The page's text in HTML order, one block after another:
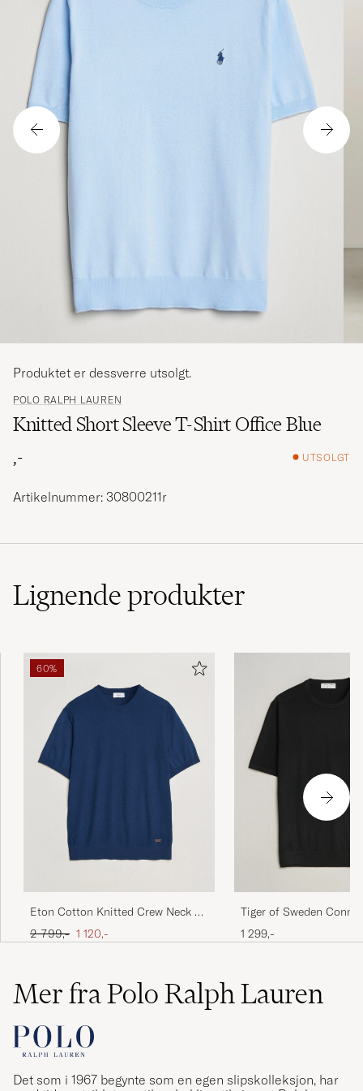
POLO RALPH LAUREN
Knitted Short Sleeve T-Shirt Office Blue
,-
UTSOLGT
Produktet er dessverre utsolgt.
Artikelnummer: 30800211r
Lignendeprodukter
60%
Eton Cotton Knitted Crew Neck T-
Shirt Navy Blue
Ordinær pris
2 799,- Nedsatt pris
1 120,-
Tiger of Sweden
Crew Neck T-Shirt
1 299,-
Mer fra Polo Ralph Lauren
Det som i 1967 begynte som en egen slipskolleksjon, har